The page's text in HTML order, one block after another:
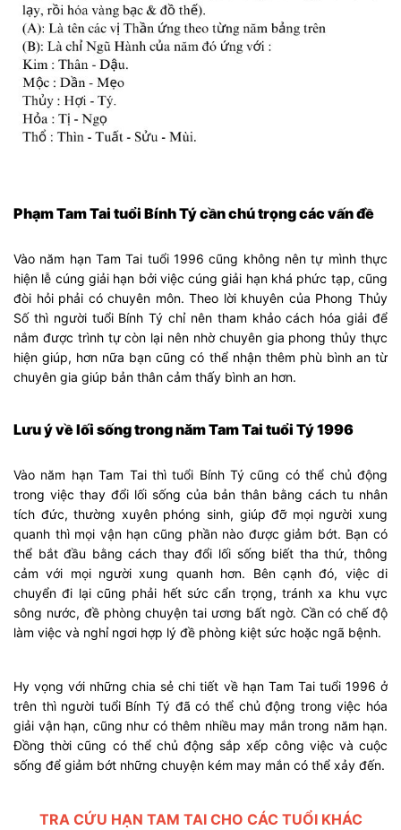
Phạm Tam Tai tuổi Bính Tý cần chú trọng các vấn đề
Vào năm hạn Tam Tai tuổi 1996 cũng không nên tự mình thực
hiện lễ cúng giải hạn bởi việc cúng giải hạn khá phức tạp, cũng
đòi hỏi phải có chuyên môn. Theo lời khuyên của Phong Thủy
Số thì người tuổi Bính Tý chỉ nên tham khảo cách hóa giải để
nắm được trình tự còn lại nên nhờ chuyên gia phong thủy thực
hiện giúp, hơn nữa bạn cũng có thể nhận thêm phù bình an từ
chuyên gia giúp bản thân cảm thấy bình an hơn.
Lưu ý về lối sống trong năm Tam Tai tuổi Tý 1996
Vào năm hạn Tam Tai thì tuổi Bính Tý cũng có thể chủ động
trong việc thay đổi lối sống của bản thân bằng cách tu nhân
tích đức, thường xuyên phóng sinh, giúp đỡ mọi người xung
quanh thì mọi vận hạn cũng phần nào được giảm bớt. Bạn có
thể bắt đầu bằng cách thay đổi lối sống biết tha thứ, thông
cảm với mọi người xung quanh hơn. Bên cạnh đó, việc di
chuyển đi lại cũng phải hết sức cẩn trọng, tránh xa khu vực
sông nước, đề phòng chuyện tai ương bất ngờ. Cần có chế độ
làm việc và nghỉ ngơi hợp lý đề phòng kiệt sức hoặc ngã bệnh.
Hy vọng với những chia sẻ chi tiết về hạn Tam Tai tuổi 1996 ở
trên thì người tuổi Bính Tý đã có thể chủ động trong việc hóa
giải vận hạn, cũng như có thêm nhiều may mắn trong năm hạn.
Đồng thời cũng có thể chủ động sắp xếp công việc và cuộc
sống để giảm bớt những chuyện kém may mắn có thể xảy đến.
TRA CỨU HẠN TAM TAI CHO CÁC TUỔI KHÁC